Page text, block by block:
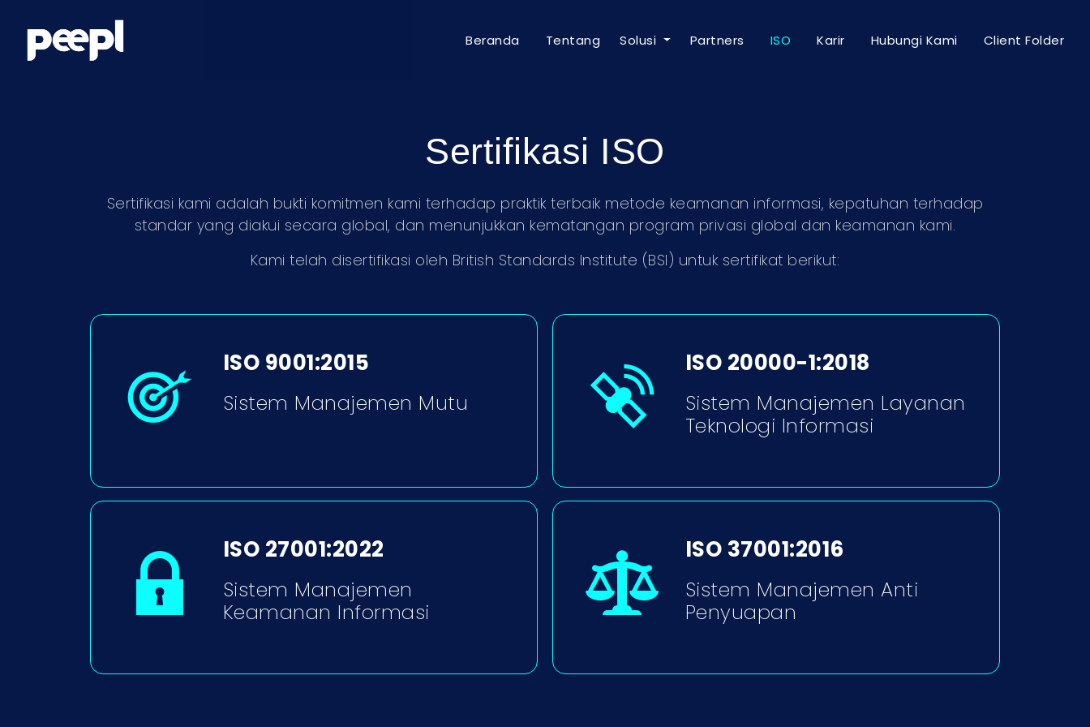
Beranda Tentang Solusi Partners ISO Karir Hubungi Kami Client Folder
Sertifikasi ISO
Sertifikasi kami adalah bukti komitmen kami terhadap praktik terbaik metode keamanan informasi, kepatuhan terhadap
standar yang diakui secara global, dan menunjukkan kematangan program privasi global dan keamanan kami.
Kami telah disertifikasi oleh British Standards Institute (BSI) untuk sertifikat berikut:
ISO 9001:2015
Sistem Manajemen Mutu
ISO 20000-1:2018
Sistem Manajemen Layanan
Teknologi Informasi
ISO 27001:2022
Sistem Manajemen
Keamanan Informasi
ISO 37001:2016
Sistem Manajemen Anti
Penyuapan